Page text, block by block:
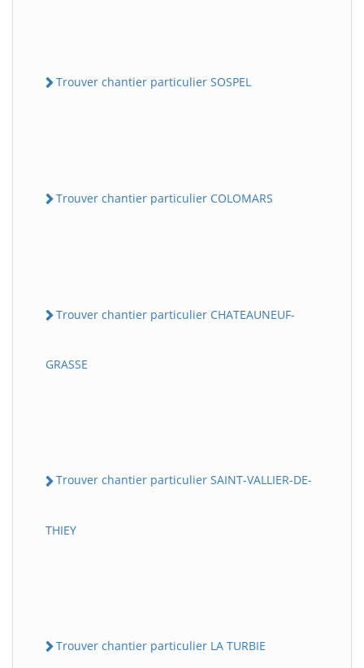
Trouver chantier particulier SOSPEL
Trouver chantier particulier COLOMARS
Trouver chantier particulier CHATEAUNEUF-
GRASSE
Trouver chantier particulier SAINT-VALLIER-DE-
THIEY
Trouver chantier particulier LA TURBIE